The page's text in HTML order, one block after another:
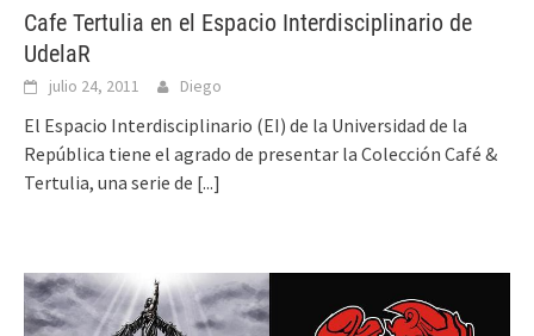
Cafe Tertulia en el Espacio Interdisciplinario de
UdelaR
julio 24, 2011 Diego
El Espacio Interdisciplinario (EI) de la Universidad de la
República tiene el agrado de presentar la Colección Café &
Tertulia, una serie de [...]